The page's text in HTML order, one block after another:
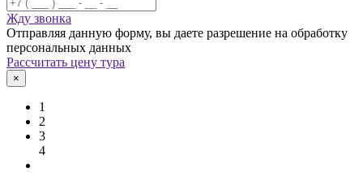
Жду звонка
Отправляя данную форму, вы даете разрешение на обработку
персональных данных
Рассчитать цену тура
×
1
2
3
4